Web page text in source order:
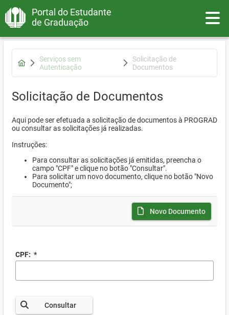
Portal do Estudante
de Graduação
Serviços sem
Autenticação
Solicitação de
Documentos
Solicitação de Documentos
Aqui pode ser efetuada a solicitação de documentos à PROGRAD
ou consultar as solicitações já realizadas.
Instruções:
Para consultar as solicitações já emitidas, preencha o
campo "CPF" e clique no botão "Consultar".
Para solicitar um novo documento, clique no botão "Novo
Documento";
Novo Documento
CPF: *
Consultar